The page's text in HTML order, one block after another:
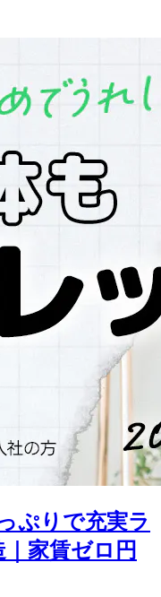
ぷりで充実ラ
家賃ゼロ円